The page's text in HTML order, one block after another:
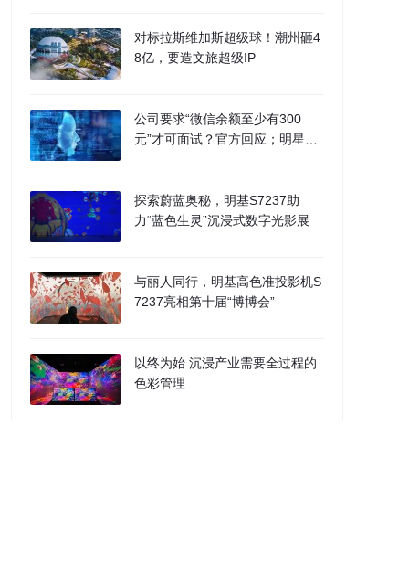
对标拉斯维加斯超级球！潮州砸4
8亿，要造文旅超级IP
公司要求“微信余额至少有300
元”才可面试？官方回应；明星AI
| 极客头条
探索蔚蓝奥秘，明基S7237助
力“蓝色生灵”沉浸式数字光影展
与丽人同行，明基高色准投影机S
7237亮相第十届“博博会”
以终为始 沉浸产业需要全过程的
色彩管理